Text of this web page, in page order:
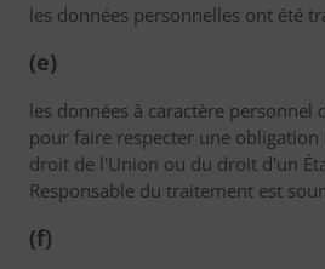
les données personnelles ont été
(e)
les données à caractère personnel
pour faire respecter une obligation
droit de l'Union ou du droit d'un
Responsable du traitement est
(f)